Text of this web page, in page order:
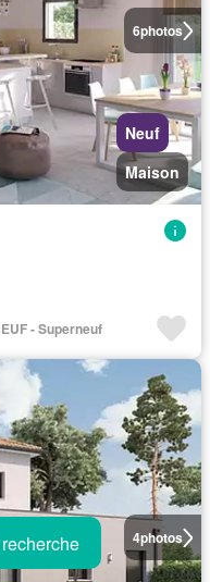
6photos
Neuf
Maison
- Superneuf
4photos